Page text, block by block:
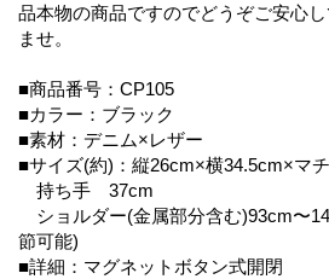
品本物の商品ですのでどうぞご安心
ませ。
■商品番号：CP105
■カラー：ブラック
■素材：デニム×レザー
■サイズ(約)：縦26cm×横34.5cm×マ
持ち手 37cm
ショルダー(金属部分含む)93cm〜
節可能)
■詳細：マグネットボタン式開閉